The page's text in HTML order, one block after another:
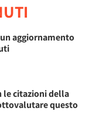
aggiornamento
le citazioni della
questo